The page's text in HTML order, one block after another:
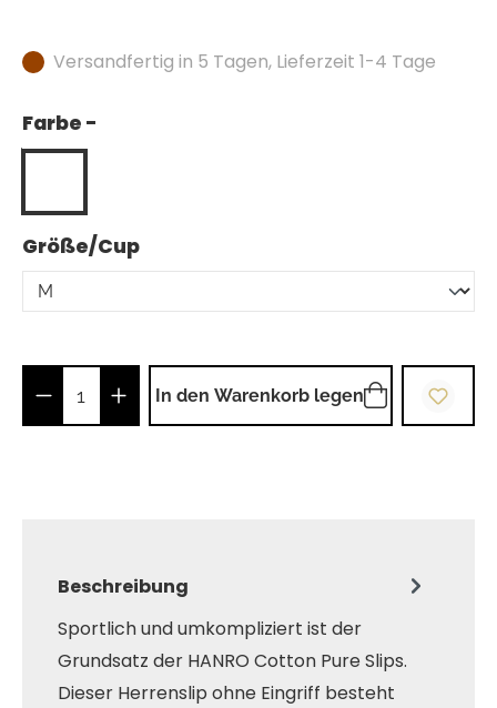
Versandfertig in 5 Tagen, Lieferzeit 1-4 Tage
Farbe -
Größe/Cupauswählen
Produkt Anzahl: Gib den gewünschten
In den Warenkorb legen
Beschreibung
Sportlich und umkompliziert ist der
Grundsatz der HANRO Cotton Pure Slips.
Dieser Herrenslip ohne Eingriff besteht